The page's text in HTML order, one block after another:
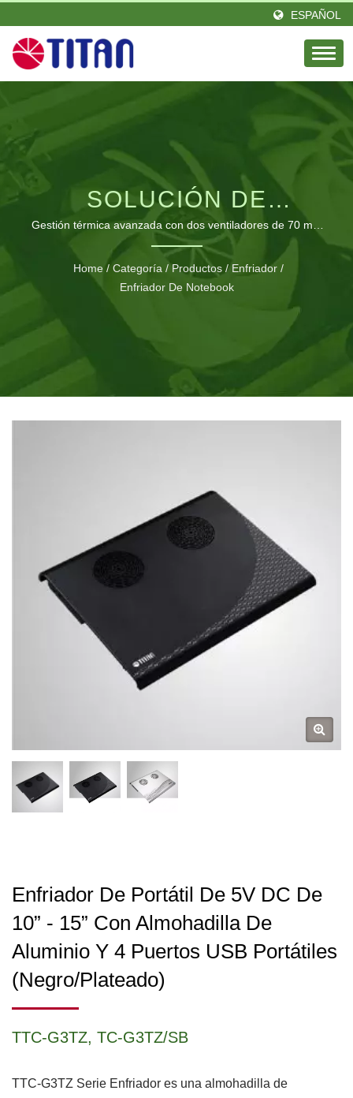
ESPAÑOL
SOLUCIÓN DE
REFRIGERACIÓN PARA
PORTÁTILES DE
ALUMINIO PREMIUM
Gestión térmica avanzada con dos ventiladores de 70 mm
y un hub USB de 4 puertos para un rendimiento óptimo del
portátil
Home / Categoría / Productos / Enfriador /
Enfriador De Notebook
Enfriador De Portátil De 5V DC De
10” - 15” Con Almohadilla De
Aluminio Y 4 Puertos USB Portátiles
(Negro/Plateado)
TTC-G3TZ, TC-G3TZ/SB
TTC-G3TZ Serie Enfriador es una almohadilla de